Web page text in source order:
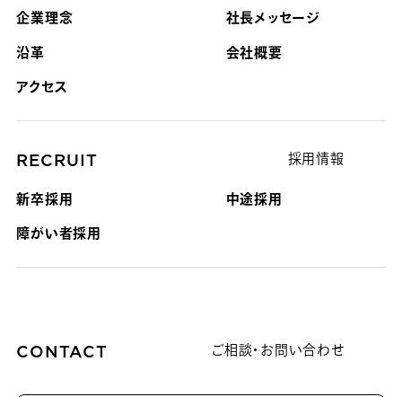
企業理念 社長メッセージ
沿革 会社概要
アクセス
RECRUIT 採用情報
新卒採用 中途採用
障がい者採用
CONTACT ご相談・お問い合わせ